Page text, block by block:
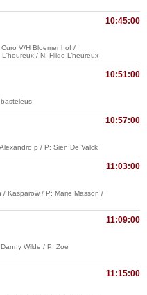
10:45:00
V/H Bloemenhof /
/ N: Hilde L’heureux
10:51:00
10:57:00
p / P: Sien De Valck
11:03:00
Kasparow / P: Marie Masson /
11:09:00
Wilde / P: Zoe
11:15:00